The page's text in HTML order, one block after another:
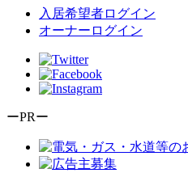
入居希望者ログイン
オーナーログイン
ーPRー